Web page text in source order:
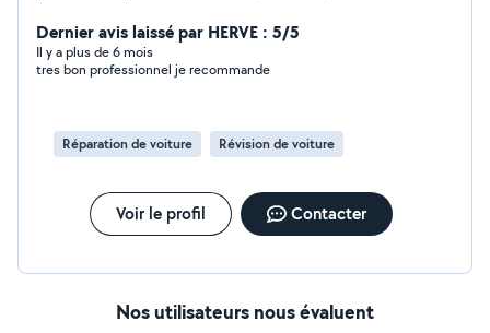
Dernier avis laissé par HERVE : 5/5
Il y a plus de 6 mois
tres bon professionnel je recommande
Réparation de voiture Révision de voiture
Voir le profil Contacter
Nos utilisateurs nous évaluent